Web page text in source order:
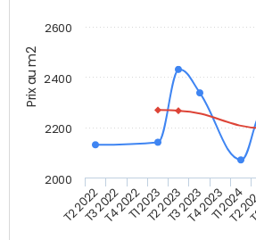
Prix au m2
T2 2022T3 2022T4 2022T1 2023T2 2023T3 2023T4 2023T1 2024
T2
2000
2200
2400
2600